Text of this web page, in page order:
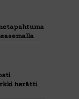
herätti